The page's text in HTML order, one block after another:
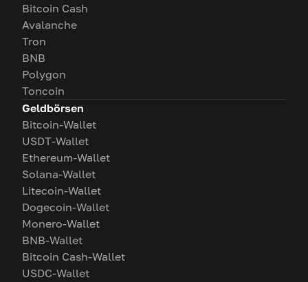
Bitcoin Cash
Avalanche
Tron
BNB
Polygon
Toncoin
Geldbörsen
Bitcoin-Wallet
USDT-Wallet
Ethereum-Wallet
Solana-Wallet
Litecoin-Wallet
Dogecoin-Wallet
Monero-Wallet
BNB-Wallet
Bitcoin Cash-Wallet
USDC-Wallet